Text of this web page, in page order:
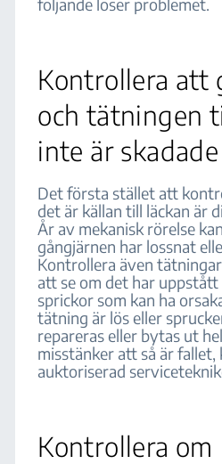
Kontrollera att
och tätningen
inte är skadade
Det första stället att
det är källan till läckan är
År av mekanisk rörelse
gångjärnen har lossnat
Kontrollera även
att se om det har uppstått
sprickor som kan ha
tätning är lös eller
repareras eller bytas ut
misstänker att så är fallet,
auktoriserad
Kontrollera om